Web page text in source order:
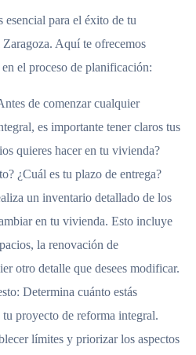
para el éxito de tu
Aquí te ofrecemos
el proceso de planificación:
de comenzar cualquier
es importante tener claros tus
quieres hacer en tu vivienda?
¿Cuál es tu plazo de entrega?
un inventario detallado de los
en tu vivienda. Esto incluye
la renovación de
otro detalle que desees modificar.
Determina cuánto estás
proyecto de reforma integral.
límites y priorizar los aspectos